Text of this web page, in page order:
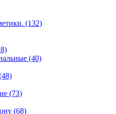
(132)
(40)
(73)
(68)